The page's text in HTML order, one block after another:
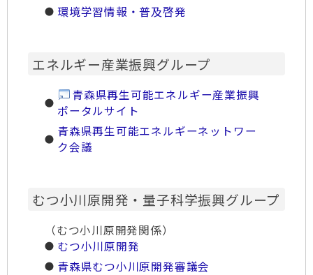
環境学習情報・普及啓発
エネルギー産業振興グループ
青森県再生可能エネルギー産業振興
ポータルサイト
青森県再生可能エネルギーネットワー
ク会議
むつ小川原開発・量子科学振興グループ
（むつ小川原開発関係）
むつ小川原開発
青森県むつ小川原開発審議会